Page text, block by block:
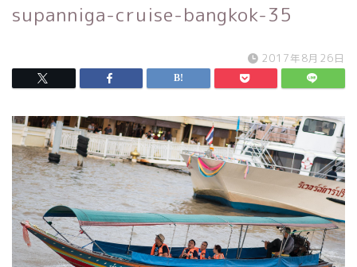
supanniga-cruise-bangkok-35
2017年8月26日